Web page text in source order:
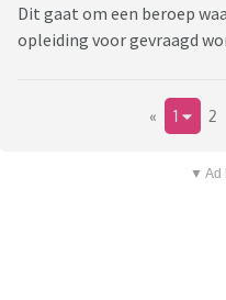
Dit gaat om een beroep
opleiding voor gevraagd
« 1 2
▼ Ad